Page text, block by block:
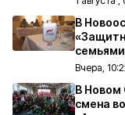
В
Вчера,
В Новом
смена